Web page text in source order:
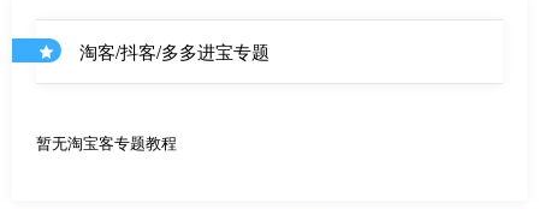
淘客/抖客/多多进宝专题
暂无淘宝客专题教程